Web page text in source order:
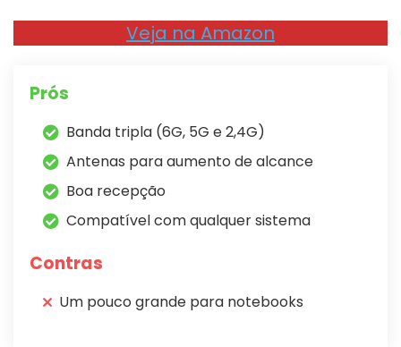
Veja na Amazon
Prós
Banda tripla (6G, 5G e 2,4G)
Antenas para aumento de alcance
Boa recepção
Compatível com qualquer sistema
Contras
Um pouco grande para notebooks